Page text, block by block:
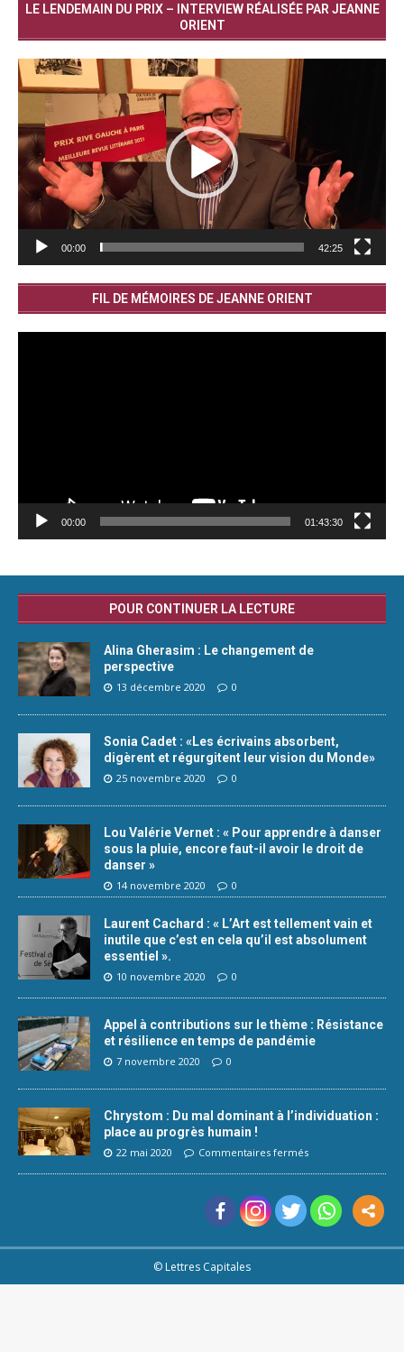
LE LENDEMAIN DU PRIX – INTERVIEW RÉALISÉE PAR JEANNE
ORIENT
Lecteur
vidéo
00:00 42:25
FIL DE MÉMOIRES DE JEANNE ORIENT
00:00 01:43:30
POUR CONTINUER LA LECTURE
Alina Gherasim : Le changement de
perspective
13 décembre 2020 0
Sonia Cadet : «Les écrivains absorbent,
digèrent et régurgitent leur vision du Monde»
25 novembre 2020 0
Lou Valérie Vernet : « Pour apprendre à danser
sous la pluie, encore faut-il avoir le droit de
danser »
14 novembre 2020 0
Laurent Cachard : « L’Art est tellement vain et
inutile que c’est en cela qu’il est absolument
essentiel ».
10 novembre 2020 0
Appel à contributions sur le thème : Résistance
et résilience en temps de pandémie
7 novembre 2020 0
Chrystom : Du mal dominant à l’individuation :
place au progrès humain !
22 mai 2020 Commentaires fermés
© Lettres Capitales